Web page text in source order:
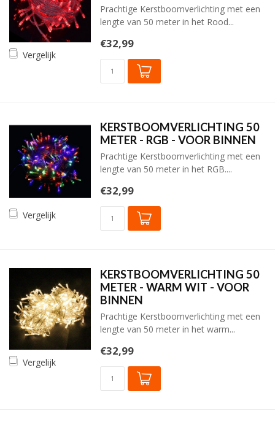
Vergelijk
Prachtige Kerstboomverlichting met een
lengte van 50 meter in het Rood...
€32,99
Vergelijk
KERSTBOOMVERLICHTING 50
METER - RGB - VOOR BINNEN
Prachtige Kerstboomverlichting met een
lengte van 50 meter in het RGB....
€32,99
Vergelijk
KERSTBOOMVERLICHTING 50
METER - WARM WIT - VOOR
BINNEN
Prachtige Kerstboomverlichting met een
lengte van 50 meter in het warm...
€32,99